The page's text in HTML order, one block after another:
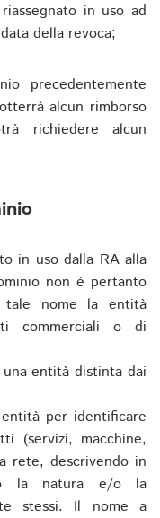
in uso ad
della revoca;
precedentemente
alcun rimborso
richiedere alcun
in uso dalla RA alla
non è pertanto
nome la entità
commerciali o di
entità distinta dai
per identificare
(servizi, macchine,
rete, descrivendo in
la natura e/o la
stessi. Il nome a